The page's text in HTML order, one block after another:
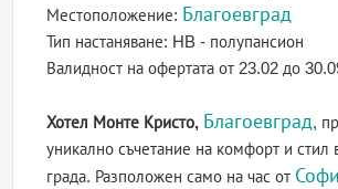
Местоположение: Благоевград
Тип настаняване: HB - полупансион
Валидност на офертатаот 23.02 до
Хотел Монте Кристо, Благоевград,
уникално съчетание на комфорт и стил
града. Разположен само на час от